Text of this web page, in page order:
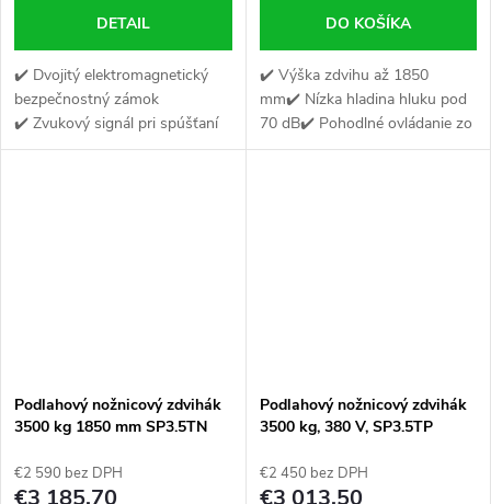
DETAIL
✔️ Dvojitý elektromagnetický
bezpečnostný zámok
✔️ Zvukový signál pri spúšťaní
✔️ 8 kusov gumených blokov
DO KOŠÍKA
✔️ Výška zdvihu až 1850
mm✔️ Nízka hladina hluku pod
70 dB✔️ Pohodlné ovládanie zo
samostatného ovládacieho
Podlahový nožnicový zdvihák
3500 kg 1850 mm SP3.5TN
€2 590 bez DPH
Podlahový nožnicový zdvihák
3500 kg, 380 V, SP3.5TP
€2 450 bez DPH